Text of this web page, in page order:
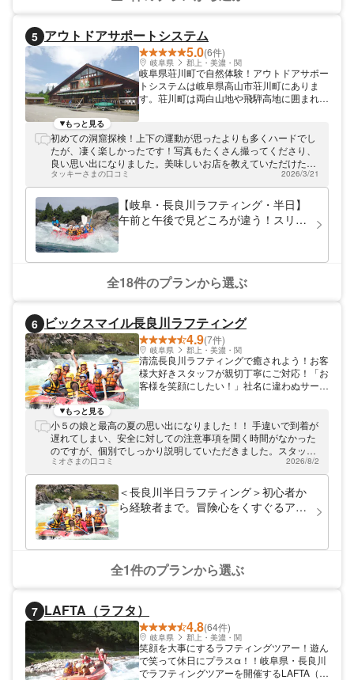
5 アウトドアサポートシステム
5.0(6件)
岐阜県 郡上・美濃・関
岐阜県荘川町で自然体験！アウトドアサポー
トシステムは岐阜県高山市荘川町にありま
す。荘川町は両白山地や飛騨高地に囲まれた
もっと見る
初めての洞窟探検！上下の運動が思ったよりも多くハードでし
たが、凄く楽しかったです！写真もたくさん撮ってくださり、
良い思い出になりました。美味しいお店を教えていただけたの
もありがたかったです。
タッキーさまの口コミ 2026/3/21
【岐阜・長良川ラフティング・半日】
午前と午後で見どころが違う！スリル
全18件のプランから選ぶ
6 ビックスマイル長良川ラフティング
4.9(7件)
岐阜県 郡上・美濃・関
清流長良川ラフティングで癒されよう！お客
様大好きスタッフが親切丁寧にご対応！「お
客様を笑顔にしたい！」社名に違わぬサービ
いたします。 激流はもちろんの事、泳いだ
りゲームしたり岩場から飛び込んだりとお客
様が笑顔になる遊びをたくさん用意していま
す！ ビックスマイルは、全国5河川に拠点が
あり、毎年5万人弱のお客様にお選びいただ
いています。 体験学習の受け入れ先として
も、毎年約95校10,000人の学校団体から利
用いただいているラフティングのリーディン
さい！
もっと見る
小５の娘と最高の夏の思い出になりました！！ 手違いで到着が
遅れてしまい、安全に対しての注意事項を聞く時間がなかった
のですが、個別でしっかり説明していただきました。スタッフ
は全員、ネパール人ですが、日本語はお上手ですし、説明はと
ても丁寧です。川に入る前に面白い話で緊張をほぐしてくれま
した。 午前中の予約でしたが、追加で午後も参加させてもらい
ました。午後はコースが違うので、楽しかったです！
ミオさまの口コミ 2026/8/2
＜長良川半日ラフティング＞初心者か
ら経験者まで。冒険心をくすぐるアド
（小学1年生～）
全1件のプランから選ぶ
7 LAFTA（ラフタ）
4.8(64件)
岐阜県 郡上・美濃・関
笑顔を大事にするラフティングツアー！遊ん
で笑って休日にプラスα！！岐阜県・長良川
でラフティングツアーを開催するLAFTA（ラ